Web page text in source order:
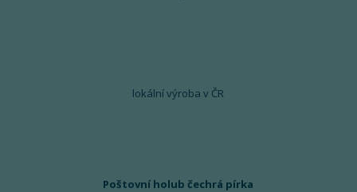
lokální výroba v ČR
Poštovní holub čechrá pírka